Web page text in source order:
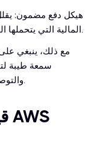
هيكل دفع مضمون: يقلل
المالية التي يتحملها المتقدمون في محاولات الحصول على الشهادة.
مع ذلك، ينبغي على
سمعة طيبة
والتوصيات الأفراد في اختيار مزود خدمة جدير بالثقة.
قيمة شهادة مهندس حلول AWS